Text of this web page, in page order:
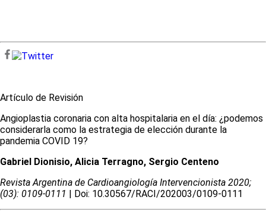
Artículo de Revisión
Angioplastia coronaria con alta hospitalaria en el día: ¿podemos
considerarla como la estrategia de elección durante la
pandemia COVID 19?
Gabriel Dionisio, Alicia Terragno, Sergio Centeno
Revista Argentina de Cardioangiologí­a Intervencionista 2020;
(03): 0109-0111 | Doi: 10.30567/RACI/202003/0109-0111